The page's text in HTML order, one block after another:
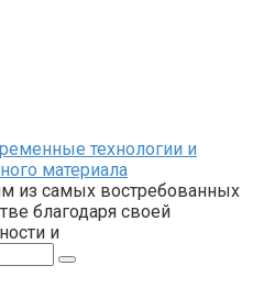
технологии и
материала
из самых востребованных
благодаря своей
и